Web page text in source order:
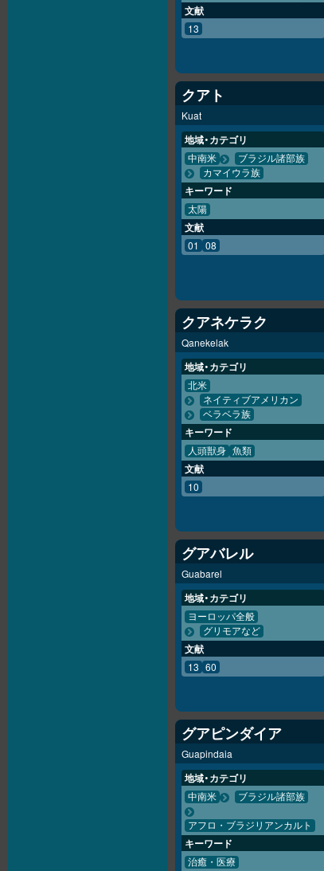
文献
13
クアト
Kuat
地域・カテゴリ
中南米
ブラジル諸部族
カマイウラ族
キーワード
太陽
文献
01 08
クアネケラク
Qanekelak
地域・カテゴリ
北米
ネイティブアメリカン
ベラベラ族
キーワード
人頭獣身 魚類
文献
10
グアバレル
Guabarel
地域・カテゴリ
ヨーロッパ全般
グリモアなど
文献
13 60
グアピンダイア
Guapindaia
地域・カテゴリ
中南米 ブラジル諸部族
アフロ・ブラジリアンカルト
キーワード
治癒・医療